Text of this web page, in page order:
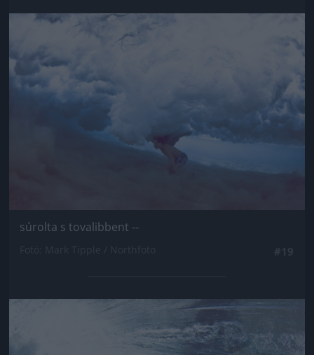
Jön még kép!
súrolta s tovalibbent --
Jön még kép!